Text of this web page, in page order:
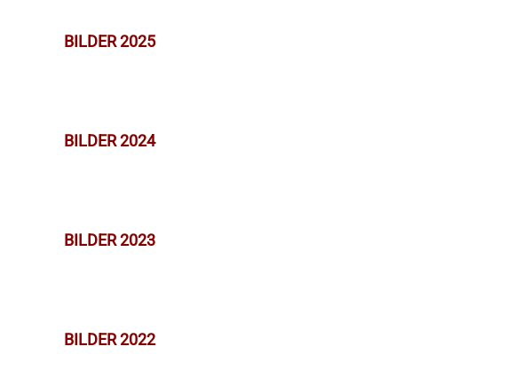
BILDER 2025
BILDER 2024
BILDER 2023
BILDER 2022